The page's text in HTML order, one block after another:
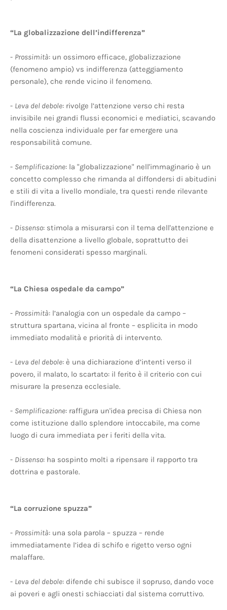
“La globalizzazione dell’indifferenza”
- Prossimità: un ossimoro efficace, globalizzazione
(fenomeno ampio) vs indifferenza (atteggiamento
personale), che rende vicino il fenomeno.
- Leva del debole: rivolge l’attenzione verso chi resta
invisibile nei grandi flussi economici e mediatici, scavando
nella coscienza individuale per far emergere una
responsabilità comune.
- Semplificazione: la "globalizzazione" nell'immaginario è un
concetto complesso che rimanda al diffondersi di abitudini
e stili di vita a livello mondiale, tra questi rende rilevante
l'indifferenza.
- Dissenso: stimola a misurarsi con il tema dell'attenzione e
della disattenzione a livello globale, soprattutto dei
fenomeni considerati spesso marginali.
“La Chiesa ospedale da campo”
- Prossimità: l’analogia con un ospedale da campo –
struttura spartana, vicina al fronte – esplicita in modo
immediato modalità e priorità di intervento.
- Leva del debole: è una dichiarazione d’intenti verso il
povero, il malato, lo scartato: il ferito è il criterio con cui
misurare la presenza ecclesiale.
- Semplificazione: raffigura un'idea precisa di Chiesa non
come istituzione dallo splendore intoccabile, ma come
luogo di cura immediata per i feriti della vita.
- Dissenso: ha sospinto molti a ripensare il rapporto tra
dottrina e pastorale.
“La corruzione spuzza”
- Prossimità: una sola parola – spuzza – rende
immediatamente l’idea di schifo e rigetto verso ogni
malaffare.
- Leva del debole: difende chi subisce il sopruso, dando voce
ai poveri e agli onesti schiacciati dal sistema corruttivo.